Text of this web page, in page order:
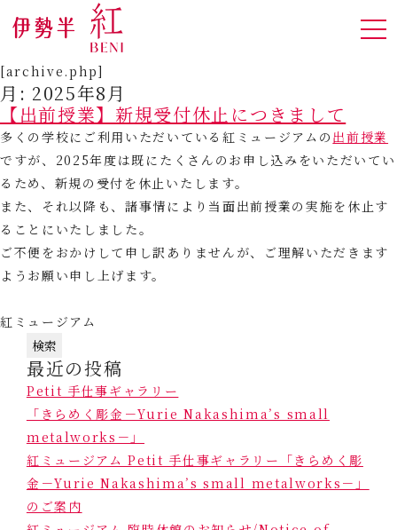
[archive.php]
月: 2025年8月
【出前授業】新規受付休止につきまして
多くの学校にご利用いただいている紅ミュージアムの 出前授業
ですが、2025年度は既にたくさんのお申し込みをいただいてい
るため、新規の受付を休止いたします。
また、それ以降も、諸事情により当面出前授業の実施を休止す
ることにいたしました。
ご不便をおかけして申し訳ありませんが、ご理解いただきます
ようお願い申し上げます。
紅ミュージアム
検
索:
最近の投稿
Petit 手仕事ギャラリー
「きらめく彫金－Yurie Nakashima’s small
metalworks－」
紅ミュージアム Petit 手仕事ギャラリー「きらめく彫
金－Yurie Nakashima’s small metalworks－」
のご案内